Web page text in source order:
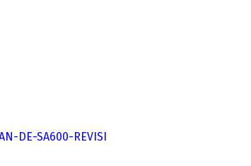
DE-SA600-REVISI